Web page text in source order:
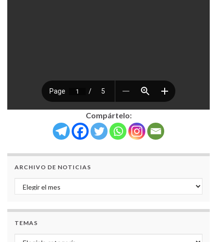
Compártelo:
ARCHIVO DE NOTICIAS
Archivo de noticias
TEMAS
Temas